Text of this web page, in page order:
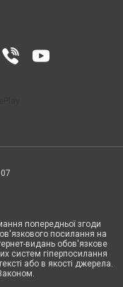
попередньої згоди
посилання на
видань обов'язкове
систем гіперпосилання
або в якості джерела.